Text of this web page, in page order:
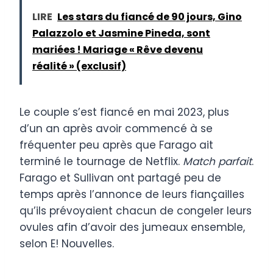
LIRE Les stars du fiancé de 90 jours, Gino
Palazzolo et Jasmine Pineda, sont
mariées ! Mariage « Rêve devenu
réalité » (exclusif)
Le couple s’est fiancé en mai 2023, plus
d’un an après avoir commencé à se
fréquenter peu après que Farago ait
terminé le tournage de Netflix. Match parfait.
Farago et Sullivan ont partagé peu de
temps après l’annonce de leurs fiançailles
qu’ils prévoyaient chacun de congeler leurs
ovules afin d’avoir des jumeaux ensemble,
selon E! Nouvelles.